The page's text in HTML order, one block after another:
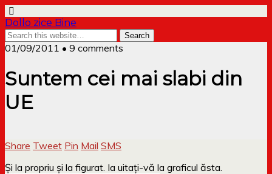
Dollo zice Bine
01/09/2011 • 9 comments
Suntem cei mai slabi din
UE
Share Tweet Pin Mail SMS
Și la propriu și la figurat. Ia uitați-vă la graficul ăsta.